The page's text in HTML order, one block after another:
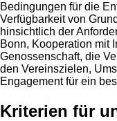
Bedingungen für die
Verfügbarkeit von
hinsichtlich der
Bonn, Kooperation mit
Genossenschaft, die
den Vereinszielen,
Engagement für ein
Kriterien für